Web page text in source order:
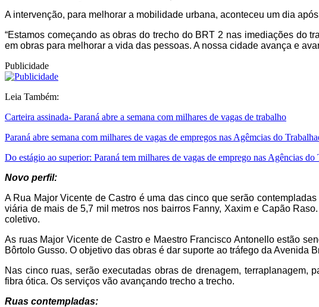
A intervenção, para melhorar a mobilidade urbana, aconteceu um dia
“Estamos começando as obras do trecho do BRT 2 nas imediações do
em obras para melhorar a vida das pessoas. A nossa cidade avança e
Publicidade
Leia Também:
Carteira assinada- Paraná abre a semana com milhares de vagas de trabalho
Paraná abre semana com milhares de vagas de empregos nas Agêmcias do
Do estágio ao superior: Paraná tem milhares de vagas de emprego nas Agências do
Novo perfil:
A Rua Major Vicente de Castro é uma das cinco que serão
viária de mais de 5,7 mil metros nos bairros Fanny, Xaxim e Capão
coletivo.
As ruas Major Vicente de Castro e Maestro Francisco Antonello estão
Bôrtolo Gusso. O objetivo das obras é dar suporte ao tráfego da Avenida
Nas cinco ruas, serão executadas obras de drenagem,
fibra ótica. Os serviços vão avançando trecho a trecho.
Ruas contempladas: